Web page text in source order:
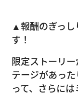
▲報酬のぎっし
す！
限定ストーリ
テージがあっ
って、さらに